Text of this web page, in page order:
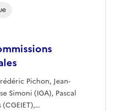
Pichon, Jean-
Simoni (IGA), Pascal